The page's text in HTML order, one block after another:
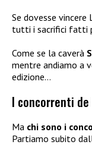
Se dovesse vincere
tutti i sacrifici fatti
Come se la caverà
mentre andiamo a
edizione…
I concorrenti de
Ma chi sono i
Partiamo subito